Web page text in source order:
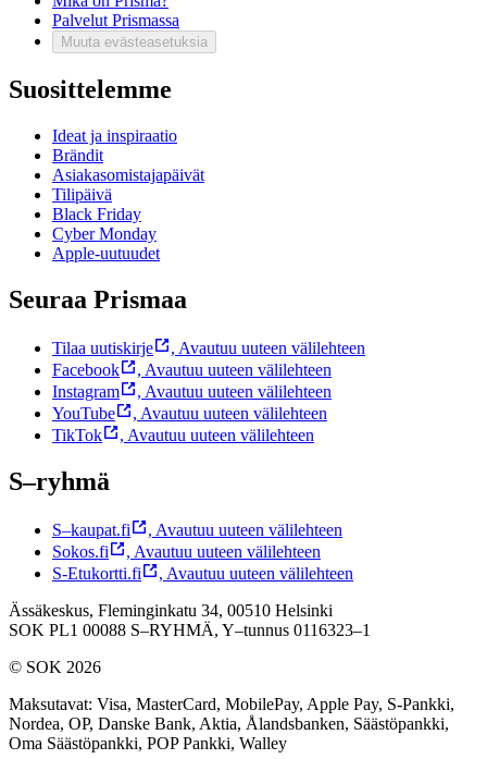
Palvelut Prismassa
Muuta evästeasetuksia
Suosittelemme
Ideat ja inspiraatio
Brändit
Asiakasomistajapäivät
Tilipäivä
Black Friday
Cyber Monday
Apple-uutuudet
Seuraa Prismaa
Tilaa uutiskirje , Avautuu uuteen välilehteen
Facebook
, Avautuu uuteen välilehteen
Instagram
, Avautuu uuteen välilehteen
YouTube
, Avautuu uuteen välilehteen
TikTok
, Avautuu uuteen välilehteen
S–ryhmä
S–kaupat.fi , Avautuu uuteen välilehteen
Sokos.fi
, Avautuu uuteen välilehteen
S-Etukortti.fi
, Avautuu uuteen välilehteen
Ässäkeskus, Fleminginkatu 34, 00510 Helsinki
SOK PL1 00088 S–RYHMÄ, Y–tunnus 0116323–1
© SOK 2026
Maksutavat: Visa, MasterCard, MobilePay, Apple Pay, S-Pankki,
Nordea, OP, Danske Bank, Aktia, Ålandsbanken, Säästöpankki,
Oma Säästöpankki, POP Pankki, Walley